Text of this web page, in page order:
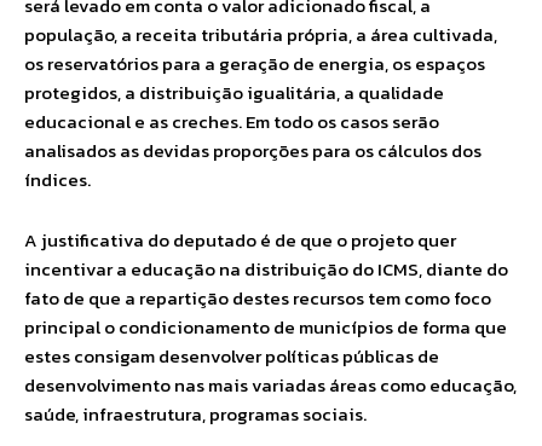
população, a receita tributária própria, a área cultivada,
os reservatórios para a geração de energia, os espaços
protegidos, a distribuição igualitária, a qualidade
educacional e as creches. Em todo os casos serão
analisados as devidas proporções para os cálculos dos
índices.
A justificativa do deputado é de que o projeto quer
incentivar a educação na distribuição do ICMS, diante do
fato de que a repartição destes recursos tem como foco
principal o condicionamento de municípios de forma que
estes consigam desenvolver políticas públicas de
desenvolvimento nas mais variadas áreas como educação,
saúde, infraestrutura, programas sociais.